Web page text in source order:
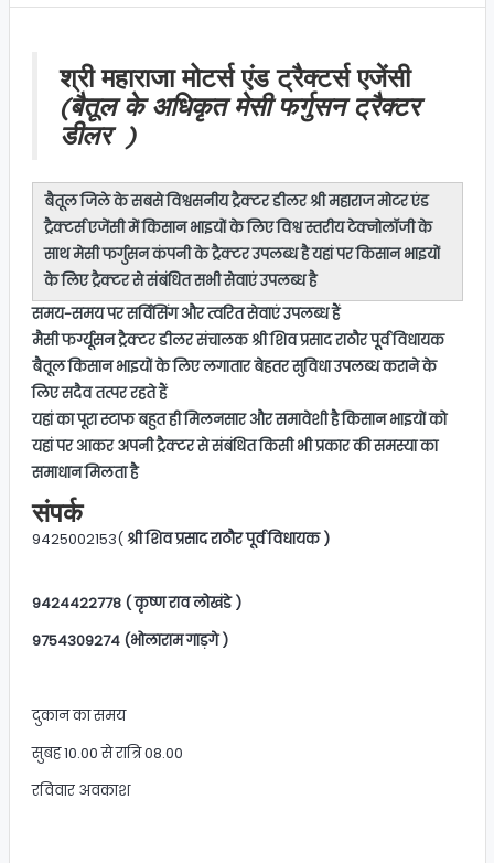
श्री महाराजा मोटर्स एंड ट्रैक्टर्स एजेंसी
(बैतूल के अधिकृत मेसी फर्गुसन ट्रैक्टर
डीलर )
बैतूल जिले के सबसेविश्वसनीय ट्रैक्टर डीलरश्री महाराज मोटर एंड
ट्रैक्टर्स एजेंसीमें किसान भाइयों के लिए विश्व स्तरीय टेक्नोलॉजी के
साथमेसी फर्गुसन कंपनी के ट्रैक्टरउपलब्ध है यहां पर किसान भाइयों
के लिए ट्रैक्टर से संबंधित सभी सेवाएं उपलब्ध है
समय-समय परसर्विसिंग और त्वरित सेवाएंउपलब्ध हैं
मैसी फर्ग्यूसन ट्रैक्टरडीलर संचालकश्री शिव प्रसाद राठौर पूर्व विधायक
बैतूलकिसान भाइयों के लिए लगातार बेहतर सुविधा उपलब्ध कराने के
लिए सदैव तत्पर रहते हैं
यहां का पूरा स्टाफ बहुत ही मिलनसार और समावेशी है किसान भाइयों को
यहां पर आकर अपनी ट्रैक्टर से संबंधित किसी भी प्रकार की समस्या का
समाधान मिलता है
संपर्क
9425002153(श्री शिव प्रसाद राठौर पूर्व विधायक )
9424422778 ( कृष्ण राव लोखंडे )
9754309274 (भोलाराम गाड़गे )
दुकान का समय
सुबह 10.00 से रात्रि 08.00
रविवार अवकाश